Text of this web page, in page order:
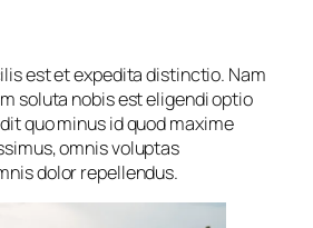
est et expedita distinctio. Nam
soluta nobis est eligendi optio
quo minus id quod maxime
omnis voluptas
dolor repellendus.